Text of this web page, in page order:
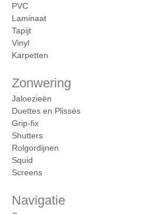
PVC
Laminaat
Tapijt
Vinyl
Karpetten
Zonwering
Jaloezieën
Duettes en Plissés
Grip-fix
Shutters
Rolgordijnen
Squid
Screens
Navigatie